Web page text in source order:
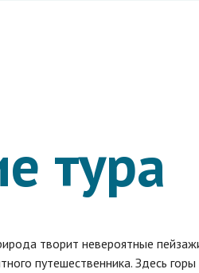
тура
творит невероятные
путешественника. Здесь горы